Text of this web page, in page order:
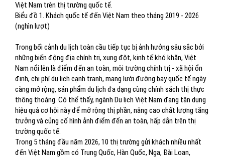
Việt Nam trên thị trường quốc tế.
Biểu đồ 1. Khách quốc tế đến Việt Nam theo tháng 2019 - 2026
(nghìn lượt)
Trong bối cảnh du lịch toàn cầu tiếp tục bị ảnh hưởng sâu sắc bởi
những biến động địa chính trị, xung đột, kinh tế khó khăn, Việt
Nam nổi lên là điểm đến an toàn, môi trường chính trị - xã hội ổn
định, chi phí du lịch cạnh tranh, mạng lưới đường bay quốc tế ngày
càng mở rộng, sản phẩm du lịch đa dạng cùng chính sách thị thực
thông thoáng. Có thể thấy, ngành Du lịch Việt Nam đang tận dụng
hiệu quả cơ hội này để mở rộng thị phần, nâng cao chất lượng tăng
trưởng và củng cố hình ảnh điểm đến an toàn, hấp dẫn trên thị
trường quốc tế.
Trong 5 tháng đầu năm 2026, 10 thị trường gửi khách nhiều nhất
đến Việt Nam gồm có Trung Quốc, Hàn Quốc, Nga, Đài Loan,